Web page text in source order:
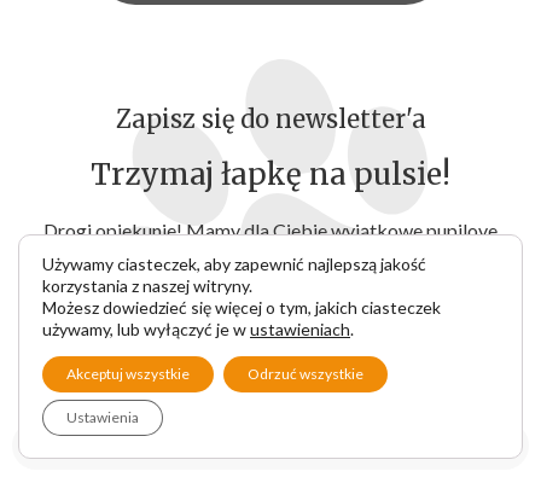
Zapisz się do newsletter'a
Trzymaj łapkę na pulsie!
Drogi opiekunie! Mamy dla Ciebie wyjątkowe pupilove
ebooki! Zapisz się do naszego newslettera i wybierz
który z nich chcesz otrzymać na swój adres email! A może
interesują Cię oba tematy? Do dzieła!
Używamy ciasteczek, aby zapewnić najlepszą jakość
korzystania z naszej witryny.
Możesz dowiedzieć się więcej o tym, jakich ciasteczek
używamy, lub wyłączyć je wustawieniach.
Akceptuj wszystkie Odrzuć wszystkie
Ustawienia